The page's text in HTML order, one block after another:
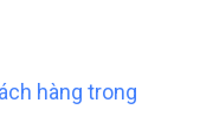
hàng trong